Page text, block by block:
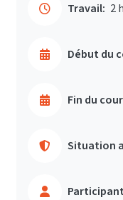
Travail: 2
Début du
Fin du
Situation